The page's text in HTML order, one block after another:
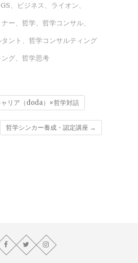
、 ビジネス 、 ライオン、
ー、 哲学、 哲学コンサル、
ント 、 哲学コンサルティング
グ、 哲学思考
リア（doda）×哲学対話
哲学シンカー養成・認定講座 →